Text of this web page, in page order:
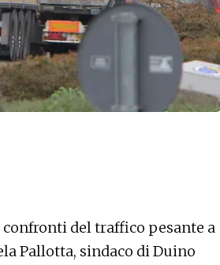
confronti del traffico pesante a
Pallotta, sindaco di Duino